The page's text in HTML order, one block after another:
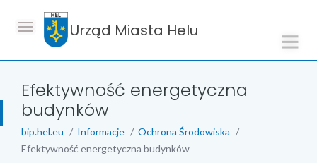
Urząd Miasta Helu
Efektywność energetyczna
budynków
bip.hel.eu Informacje
Ochrona Środowiska
Efektywność energetyczna budynków